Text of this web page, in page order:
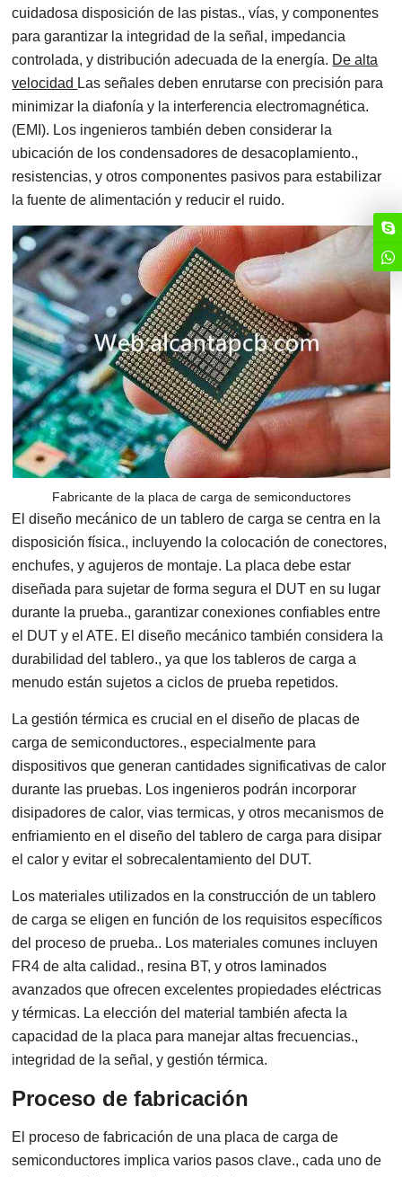
cuidadosa disposición de las pistas., vías, y componentes
para garantizar la integridad de la señal, impedancia
controlada, y distribución adecuada de la energía. De alta
velocidad Las señales deben enrutarse con precisión para
minimizar la diafonía y la interferencia electromagnética.
(EMI). Los ingenieros también deben considerar la
ubicación de los condensadores de desacoplamiento.,
resistencias, y otros componentes pasivos para estabilizar
la fuente de alimentación y reducir el ruido.
Fabricante de la placa de carga de semiconductores
El diseño mecánico de un tablero de carga se centra en la
disposición física., incluyendo la colocación de conectores,
enchufes, y agujeros de montaje. La placa debe estar
diseñada para sujetar de forma segura el DUT en su lugar
durante la prueba., garantizar conexiones confiables entre
el DUT y el ATE. El diseño mecánico también considera la
durabilidad del tablero., ya que los tableros de carga a
menudo están sujetos a ciclos de prueba repetidos.
La gestión térmica es crucial en el diseño de placas de
carga de semiconductores., especialmente para
dispositivos que generan cantidades significativas de calor
durante las pruebas. Los ingenieros podrán incorporar
disipadores de calor, vias termicas, y otros mecanismos de
enfriamiento en el diseño del tablero de carga para disipar
el calor y evitar el sobrecalentamiento del DUT.
Los materiales utilizados en la construcción de un tablero
de carga se eligen en función de los requisitos específicos
del proceso de prueba.. Los materiales comunes incluyen
FR4 de alta calidad., resina BT, y otros laminados
avanzados que ofrecen excelentes propiedades eléctricas
y térmicas. La elección del material también afecta la
capacidad de la placa para manejar altas frecuencias.,
integridad de la señal, y gestión térmica.
Proceso de fabricación
El proceso de fabricación de una placa de carga de
semiconductores implica varios pasos clave., cada uno de